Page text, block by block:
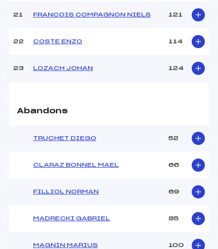
21 FRANCOIS COMPAGNON NIELS 121
22 COSTE ENZO 114
23 LOZACH JOHAN 124
Abandons
TRUCHET DIEGO 52
CLARAZ BONNEL MAEL 66
FILLIOL NORMAN 69
MADRECKI GABRIEL 85
MAGNIN MARIUS 100